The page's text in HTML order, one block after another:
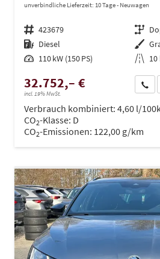
unverbindliche Lieferzeit: 10 Tage Neuwagen
Fahrzeugnr. 423679 Getriebe
Kraftstoff Diesel Außenfarbe
Leistung 110 kW (150 PS) Kilometerstand 10
32.752,– €
incl. 19% MwSt.
Verbrauch kombiniert: 4,60 l/
CO2-Klasse: D
CO2-Emissionen: 122,00 g/km